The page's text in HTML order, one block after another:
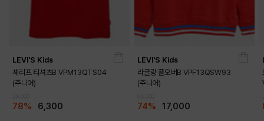
LEVI'S Kids
셰리프 티셔츠B VPM13QTS04
(주니어)
78% 6,300
LEVI'S Kids
라글랑 풀오버B VPF13QSW93
(주니어)
74% 17,000